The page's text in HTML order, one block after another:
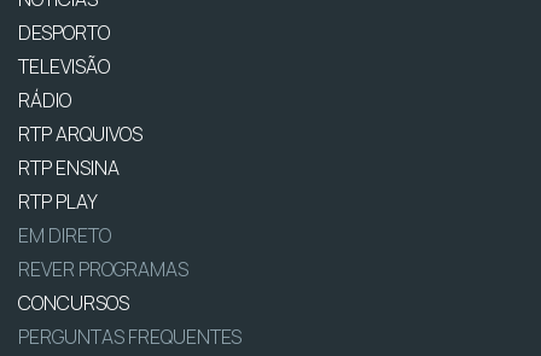
DESPORTO
TELEVISÃO
RÁDIO
RTP ARQUIVOS
RTP ENSINA
RTP PLAY
EM DIRETO
REVER PROGRAMAS
CONCURSOS
PERGUNTAS FREQUENTES